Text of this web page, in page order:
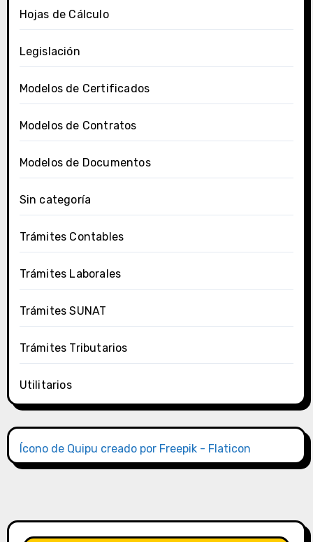
Hojas de Cálculo
Legislación
Modelos de Certificados
Modelos de Contratos
Modelos de Documentos
Sin categoría
Trámites Contables
Trámites Laborales
Trámites SUNAT
Trámites Tributarios
Utilitarios
Ícono de Quipu creado por Freepik - Flaticon